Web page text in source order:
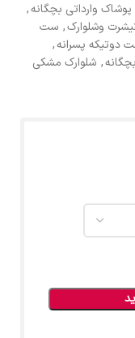
پوشاک وارداتی بچگانه,
وشلوارک, ست
دوتیکه پسرانه,
, شلوارک مشکی